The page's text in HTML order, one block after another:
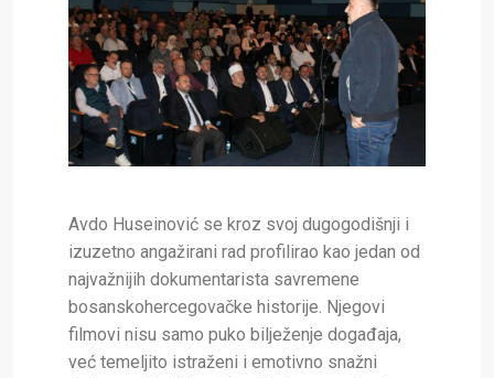
Avdo Huseinović se kroz svoj dugogodišnji i
izuzetno angažirani rad profilirao kao jedan od
najvažnijih dokumentarista savremene
bosanskohercegovačke historije. Njegovi
filmovi nisu samo puko bilježenje događaja,
već temeljito istraženi i emotivno snažni